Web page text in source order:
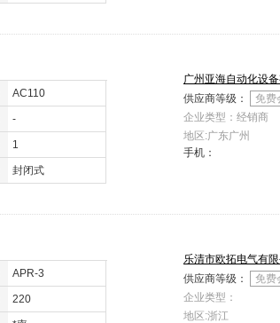
AC110
-
1
封闭式
广州亚海自动化设
供应商等级：
免费
企业类型：经销商
地区:广东广州
手机：
APR-3
220
乐清市欧拓电气有限
供应商等级：
免费
企业类型：
地区:浙江